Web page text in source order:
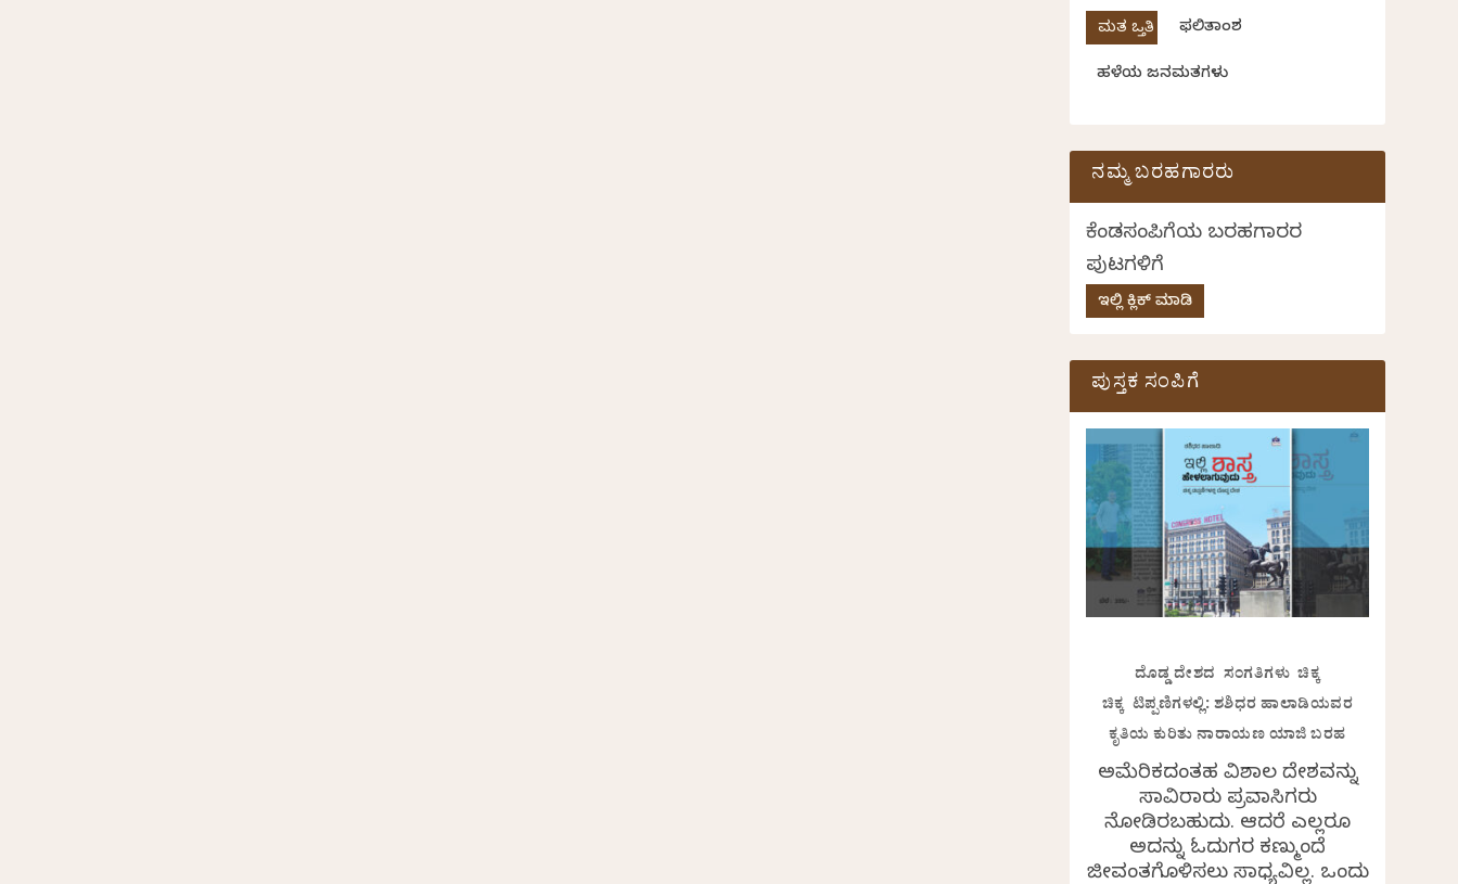
ಫಲಿತಾಂಶ
ಹಳೆಯ ಜನಮತಗಳು
ನಮ್ಮ ಬರಹಗಾರರು
ಕೆಂಡಸಂಪಿಗೆಯ ಬರಹಗಾರರ
ಪುಟಗಳಿಗೆ
ಇಲ್ಲಿ ಕ್ಲಿಕ್ ಮಾಡಿ
ಪುಸ್ತಕ ಸಂಪಿಗೆ
ದೊಡ್ಡ ದೇಶದ ಸಂಗತಿಗಳು ಚಿಕ್ಕ
ಚಿಕ್ಕ ಟಿಪ್ಪಣಿಗಳಲ್ಲಿ: ಶಶಿಧರ ಹಾಲಾಡಿಯವರ
ಕೃತಿಯ ಕುರಿತು ನಾರಾಯಣ ಯಾಜಿ ಬರಹ
ಅಮೆರಿಕದಂತಹ ವಿಶಾಲ ದೇಶವನ್ನು
ಸಾವಿರಾರು ಪ್ರವಾಸಿಗರು
ನೋಡಿರಬಹುದು. ಆದರೆ ಎಲ್ಲರೂ
ಅದನ್ನು ಓದುಗರ ಕಣ್ಮುಂದೆ
ಜೀವಂತಗೊಳಿಸಲು ಸಾಧ್ಯವಿಲ್ಲ. ಒಂದು